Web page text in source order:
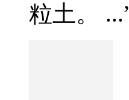
粒土。